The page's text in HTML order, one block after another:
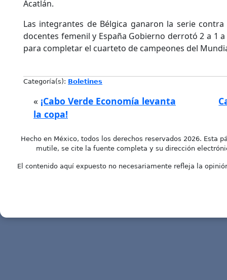
Acatlán.
Las integrantes de Bélgica ganaron la serie
docentes femenil y España Gobierno derrotó 2 a 1
para completar el cuarteto de campeones del
Categoría(s): Boletines
« ¡Cabo Verde Economía levanta
la copa!
Hecho en México, todos los derechos reservados 2026. Esta
mutile, se cite la fuente completa y su dirección
El contenido aquí expuesto no necesariamente refleja la